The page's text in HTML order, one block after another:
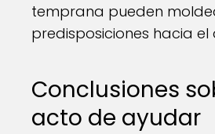
temprana pueden
predisposiciones hacia el
Conclusiones
acto de ayudar